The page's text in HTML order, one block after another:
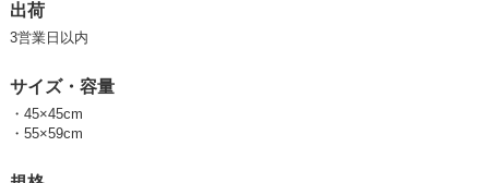
★フィンレイソン商品一覧はコチラ★
出荷
3営業日以内
サイズ・容量
・45×45cm
・55×59cm